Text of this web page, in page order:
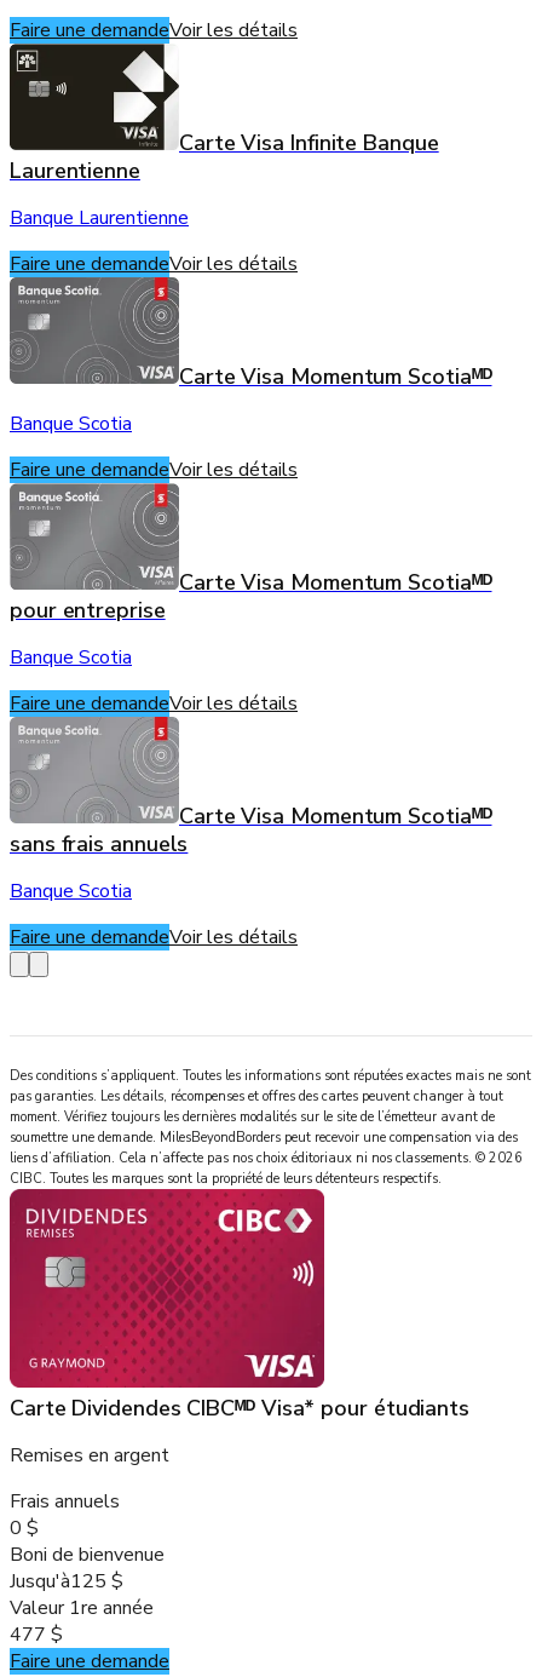
Faire une demandeVoir les détails
Carte Visa Infinite Banque
Laurentienne
Banque Laurentienne
Faire une demandeVoir les détails
Carte Visa Momentum Scotiaᴹᴰ
Banque Scotia
Faire une demandeVoir les détails
Carte Visa Momentum Scotiaᴹᴰ
pour entreprise
Banque Scotia
Faire une demandeVoir les détails
Carte Visa Momentum Scotiaᴹᴰ
sans frais annuels
Banque Scotia
Faire une demandeVoir les détails
Des conditions s’appliquent. Toutes les informations sont réputées exactes mais ne sont
pas garanties. Les détails, récompenses et offres des cartes peuvent changer à tout
moment. Vérifiez toujours les dernières modalités sur le site de l’émetteur avant de
soumettre une demande. MilesBeyondBorders peut recevoir une compensation via des
liens d’affiliation. Cela n’affecte pas nos choix éditoriaux ni nos classements. © 2026
CIBC. Toutes les marques sont la propriété de leurs détenteurs respectifs.
Carte Dividendes CIBCᴹᴰ Visa* pour étudiants
Remises en argent
Frais annuels
0 $
Boni de bienvenue
Jusqu'à125 $
Valeur 1re année
477 $
Faire une demande